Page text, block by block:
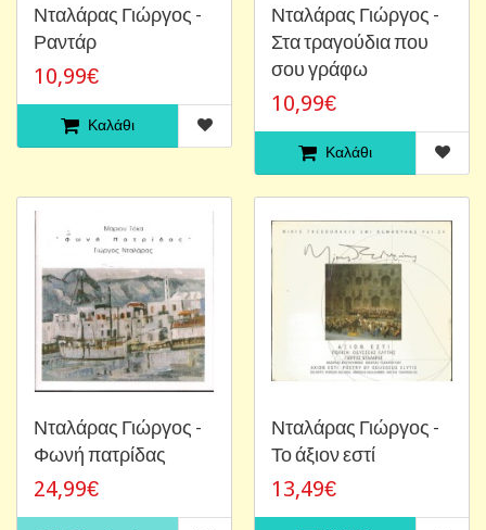
Νταλάρας Γιώργος -
Ραντάρ
10,99€
Καλάθι
Νταλάρας Γιώργος -
Στα τραγούδια που
σου γράφω
10,99€
Καλάθι
Νταλάρας Γιώργος -
Φωνή πατρίδας
24,99€
Νταλάρας Γιώργος -
Το άξιον εστί
13,49€